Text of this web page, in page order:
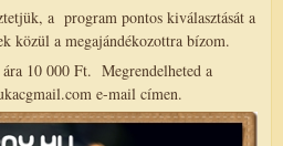
a program pontos kiválasztását a
közül a megajándékozottra bízom.
10 000 Ft. Megrendelheted a
e-mail címen.